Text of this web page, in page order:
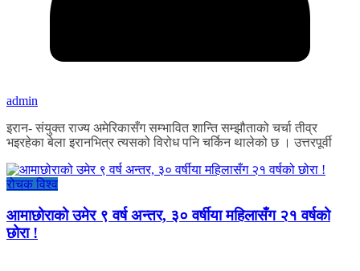
admin
इरान- संयुक्त राज्य अमेरिकासँग सम्भावित शान्ति सम्झौताको चर्चा तीव्र
भइरहेका बेला इरानभित्र त्यसको विरोध पनि चर्किन थालेको छ । उत्तरपूर्वी
रोचक विश्व
आमाछोराको उमेर ९ वर्ष अन्तर, ३० वर्षीया महिलासँग २१ वर्षको
छोरा !